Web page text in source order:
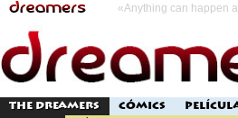
«Anything can happen
THE DREAMERS CÓMICS